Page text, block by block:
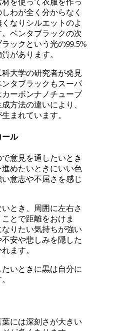
を使って衣服を作っ
わが全く分からなく
なりシルエットのよ
ベンタブラックの次
ックという光の99.5%
があります。
大学の研究者が発見
タブラックもスーパ
ーボンナノチューブ
方法の違いにより、
まれています。
ール
意見を通したいとき
めたいときにいい色
意志や不屈さを感じ
とき、周囲に左右さ
とで距離をおけま
りたい気持ちが強い
安や悲しみを隠した
ます。
いときに黒は自分に
には深刻さが大きい